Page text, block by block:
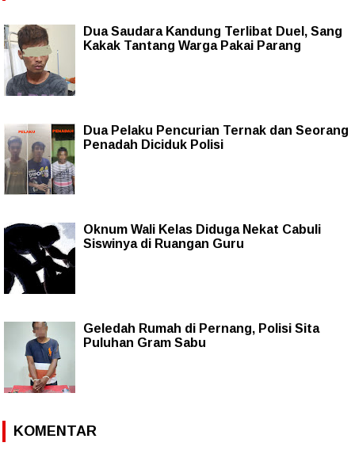
Dua Saudara Kandung Terlibat Duel, Sang
Kakak Tantang Warga Pakai Parang
Dua Pelaku Pencurian Ternak dan Seorang
Penadah Diciduk Polisi
Oknum Wali Kelas Diduga Nekat Cabuli
Siswinya di Ruangan Guru
Geledah Rumah di Pernang, Polisi Sita
Puluhan Gram Sabu
KOMENTAR